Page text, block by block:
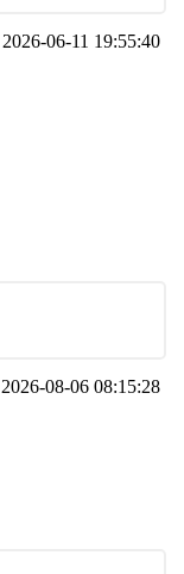
2026-06-11 19:55:40
2026-08-06 08:15:28